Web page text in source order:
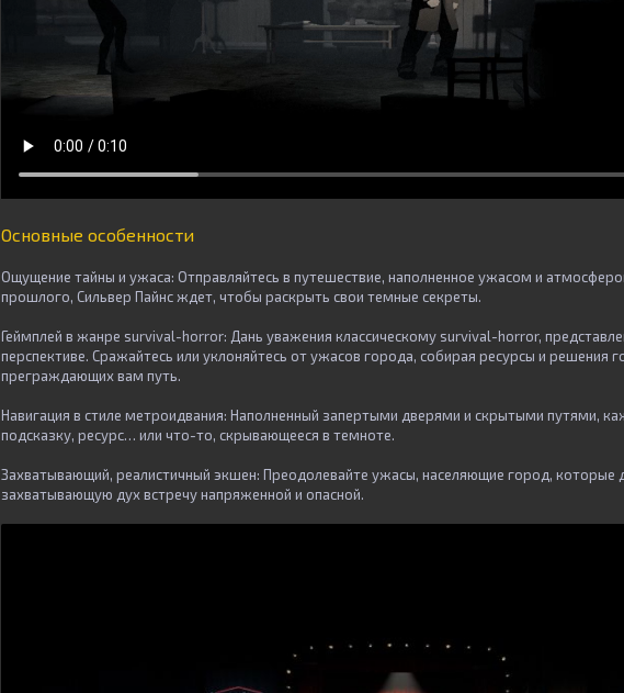
Основные особенности
Ощущение тайны и ужаса: Отправляйтесь в путешествие, наполненное ужасом и
прошлого, Сильвер Пайнс ждет, чтобы раскрыть свои темные секреты.
Геймплей в жанре survival-horror: Дань уважения классическому survival-horror,
перспективе. Сражайтесь или уклоняйтесь от ужасов города, собирая ресурсы и решения
преграждающих вам путь.
Навигация в стиле метроидвания: Наполненный запертыми дверями и скрытыми путями,
подсказку, ресурс… или что-то, скрывающееся в темноте.
Захватывающий, реалистичный экшен: Преодолевайте ужасы, населяющие город,
захватывающую дух встречу напряженной и опасной.